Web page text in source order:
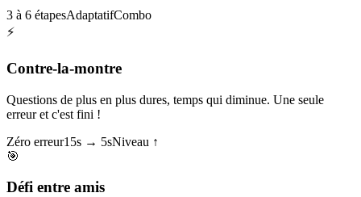
3 à 6 étapesAdaptatifCombo
⚡
Contre-la-montre
Questions de plus en plus dures, temps qui diminue. Une seule
erreur et c'est fini !
Zéro erreur15s → 5sNiveau ↑
🎯
Défi entre amis